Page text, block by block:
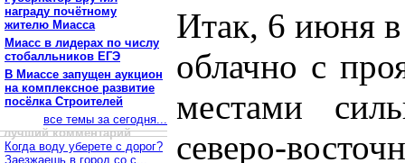
награду почётному
жителю Миасса
Миасс в лидерах по числу
стобалльников ЕГЭ
В Миассе запущен аукцион
на комплексное развитие
посёлка Строителей
все темы за сегодня...
лучший комментарий
Когда воду уберете с дорог?
Заезжаешь в город со с...
Итак, 6 июня в
облачно с
местами
северо-